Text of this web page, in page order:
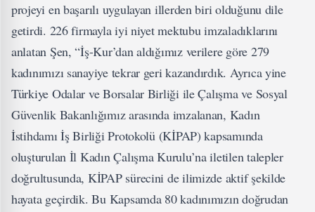
projeyi en başarılı uygulayan illerden biri olduğunu dile
getirdi. 226 firmayla iyi niyet mektubu imzaladıklarını
anlatan Şen, “İş-Kur’dan aldığımız verilere göre 279
kadınımızı sanayiye tekrar geri kazandırdık. Ayrıca yine
Türkiye Odalar ve Borsalar Birliği ile Çalışma ve Sosyal
Güvenlik Bakanlığımız arasında imzalanan, Kadın
İstihdamı İş Birliği Protokolü (KİPAP) kapsamında
oluşturulan İl Kadın Çalışma Kurulu’na iletilen talepler
doğrultusunda, KİPAP sürecini de ilimizde aktif şekilde
hayata geçirdik. Bu Kapsamda 80 kadınımızın doğrudan